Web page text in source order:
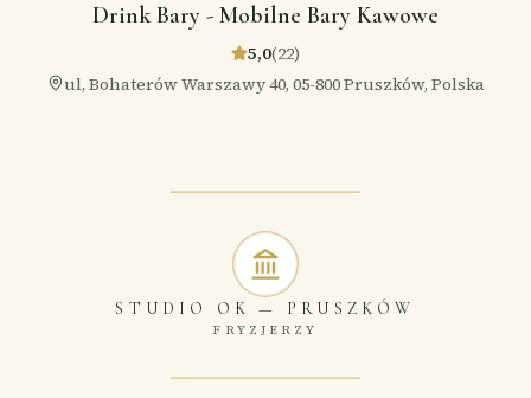
Drink Bary - Mobilne Bary Kawowe
5,0(22)
ul, Bohaterów Warszawy 40, 05-800 Pruszków, Polska
STUDIO OK — PRUSZKÓW
FRYZJERZY